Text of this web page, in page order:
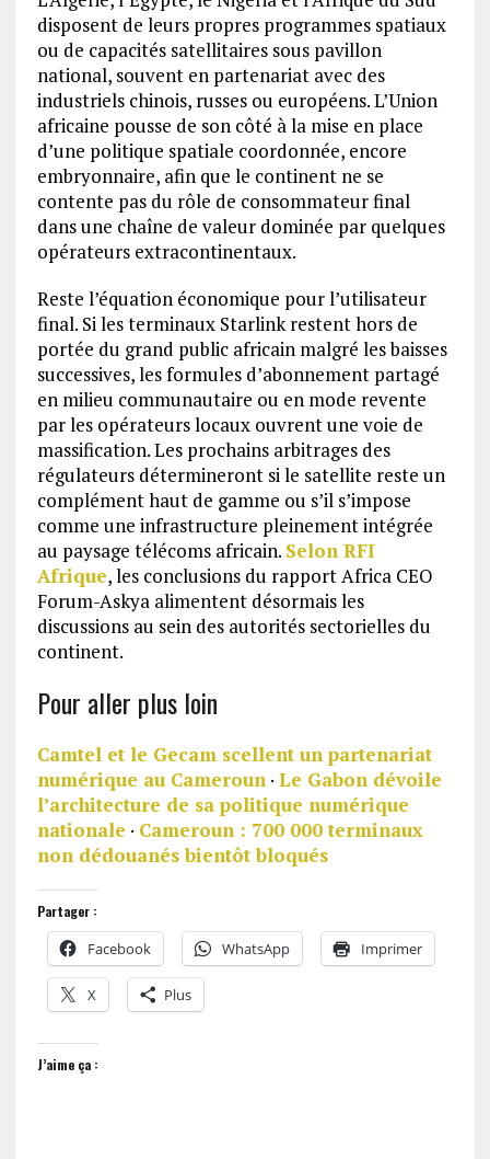
disposent de leurs propres programmes spatiaux
ou de capacités satellitaires sous pavillon
national, souvent en partenariat avec des
industriels chinois, russes ou européens. L’Union
africaine pousse de son côté à la mise en place
d’une politique spatiale coordonnée, encore
embryonnaire, afin que le continent ne se
contente pas du rôle de consommateur final
dans une chaîne de valeur dominée par quelques
opérateurs extracontinentaux.
Reste l’équation économique pour l’utilisateur
final. Si les terminaux Starlink restent hors de
portée du grand public africain malgré les baisses
successives, les formules d’abonnement partagé
en milieu communautaire ou en mode revente
par les opérateurs locaux ouvrent une voie de
massification. Les prochains arbitrages des
régulateurs détermineront si le satellite reste un
complément haut de gamme ou s’il s’impose
comme une infrastructure pleinement intégrée
au paysage télécoms africain. Selon RFI
Afrique, les conclusions du rapport Africa CEO
Forum-Askya alimentent désormais les
discussions au sein des autorités sectorielles du
continent.
Pour aller plus loin
Camtel et le Gecam scellent un partenariat
numérique au Cameroun· Le Gabon dévoile
l’architecture de sa politique numérique
nationale · Cameroun : 700 000 terminaux
non dédouanés bientôt bloqués
Partager :
Facebook WhatsApp Imprimer
X Plus
J’aime ça :